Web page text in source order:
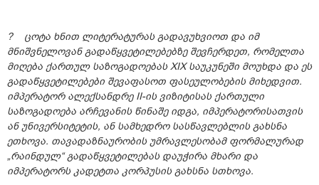
? ცოტა ხნით ლიტერატურას გადავუხვიოთ და იმ
მნიშვნელოვან გადაწყვეტილებებზე შევჩერდეთ, რომელთა
მიღება ქართულ საზოგადოებას XIX საუკუნეში მოუხდა და ეს
გადაწყვეტილებები შევაფასოთ ფასეულობების მიხედვით.
იმპერატორ ალექსანდრე II-ის ვიზიტისას ქართული
საზოგადოება არჩევანის წინაშე იდგა, იმპერატორისათვის
ან უნივერსიტეტის, ან სამხედრო სასწავლებლის გახსნა
ეთხოვა. თავადაზნაურობის უმრავლესობამ ფორმალურად
„რაინდულ“ გადაწყვეტილებას დაუჭირა მხარი და
იმპერატორს კადეტთა კორპუსის გახსნა სთხოვა.